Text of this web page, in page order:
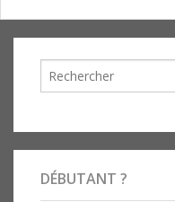
DÉBUTANT ?